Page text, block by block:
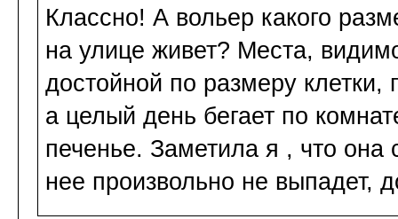
Классно! А вольер какого
на улице живет? Места,
достойной по размеру клетки,
а целый день бегает по
печенье. Заметила я , что она
нее произвольно не выпадет,